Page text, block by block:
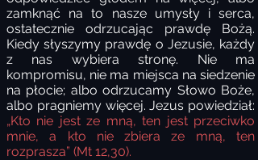
zamknąć na to nasze umysły i serca,
ostatecznie odrzucając prawdę Bożą.
Kiedy słyszymy prawdę o Jezusie, każdy
z nas wybiera stronę. Nie ma
kompromisu, nie ma miejsca na siedzenie
na płocie; albo odrzucamy Słowo Boże,
albo pragniemy więcej. Jezus powiedział:
„Kto nie jest ze mną, ten jest przeciwko
mnie, a kto nie zbiera ze mną, ten
rozprasza” (Mt 12,30).